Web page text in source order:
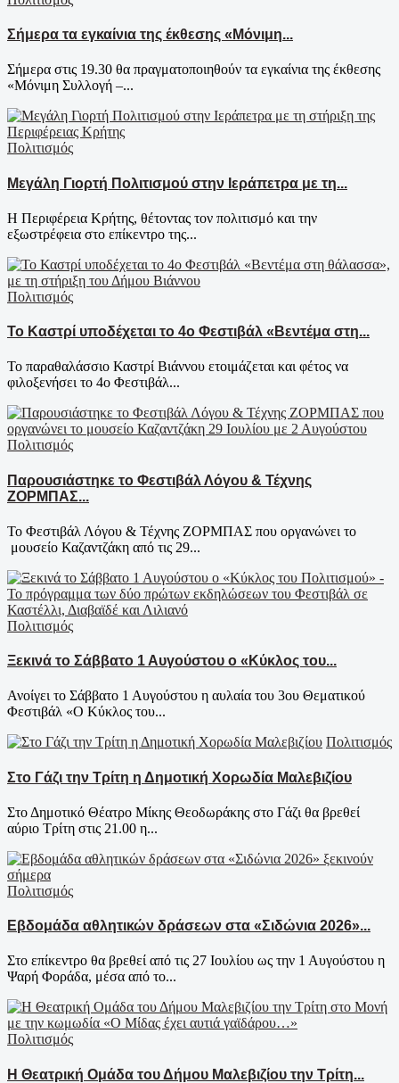
Σήμερα τα εγκαίνια της έκθεσης «Μόνιμη...
Σήμερα στις 19.30 θα πραγματοποιηθούν τα εγκαίνια της έκθεσης
«Μόνιμη Συλλογή –...
Πολιτισμός
Μεγάλη Γιορτή Πολιτισμού στην Ιεράπετρα με τη...
Η Περιφέρεια Κρήτης, θέτοντας τον πολιτισμό και την
εξωστρέφεια στο επίκεντρο της...
Πολιτισμός
Το Καστρί υποδέχεται το 4ο Φεστιβάλ «Βεντέμα στη...
Το παραθαλάσσιο Καστρί Βιάννου ετοιμάζεται και φέτος να
φιλοξενήσει το 4ο Φεστιβάλ...
Πολιτισμός
Παρουσιάστηκε το Φεστιβάλ Λόγου & Τέχνης
ΖΟΡΜΠΑΣ...
To Φεστιβάλ Λόγου & Τέχνης ΖΟΡΜΠΑΣ που οργανώνει το
μουσείο Καζαντζάκη από τις 29...
Πολιτισμός
Ξεκινά το Σάββατο 1 Αυγούστου ο «Κύκλος του...
Ανοίγει το Σάββατο 1 Αυγούστου η αυλαία του 3ου Θεματικού
Φεστιβάλ «Ο Κύκλος του...
Πολιτισμός
Στο Γάζι την Τρίτη η Δημοτική Χορωδία Μαλεβιζίου
Στο Δημοτικό Θέατρο Μίκης Θεοδωράκης στο Γάζι θα βρεθεί
αύριο Τρίτη στις 21.00 η...
Πολιτισμός
Εβδομάδα αθλητικών δράσεων στα «Σιδώνια 2026»...
Στο επίκεντρο θα βρεθεί από τις 27 Ιουλίου ως την 1 Αυγούστου η
Ψαρή Φοράδα, μέσα από το...
Πολιτισμός
Η Θεατρική Ομάδα του Δήμου Μαλεβιζίου την Τρίτη...